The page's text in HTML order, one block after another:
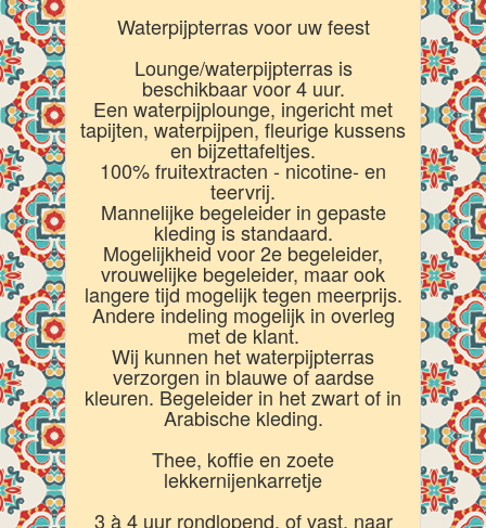
Waterpijpterras voor uw feest
Lounge/waterpijpterras is
beschikbaar voor 4 uur.
Een waterpijplounge, ingericht met
tapijten, waterpijpen, fleurige kussens
en bijzettafeltjes.
100% fruitextracten - nicotine- en
teervrij.
Mannelijke begeleider in gepaste
kleding is standaard.
Mogelijkheid voor 2e begeleider,
vrouwelijke begeleider, maar ook
langere tijd mogelijk tegen meerprijs.
Andere indeling mogelijk in overleg
met de klant.
Wij kunnen het waterpijpterras
verzorgen in blauwe of aardse
kleuren. Begeleider in het zwart of in
Arabische kleding.
Thee, koffie en zoete
lekkernijenkarretje
3 à 4 uur rondlopend, of vast, naar